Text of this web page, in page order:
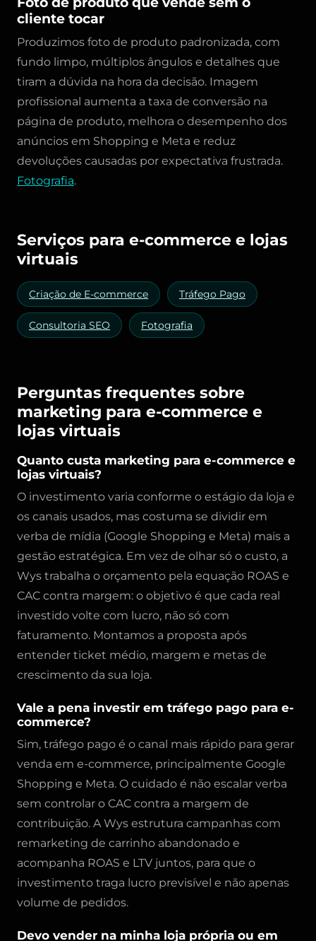
cliente tocar
Produzimos foto de produto padronizada, com
fundo limpo, múltiplos ângulos e detalhes que
tiram a dúvida na hora da decisão. Imagem
profissional aumenta a taxa de conversão na
página de produto, melhora o desempenho dos
anúncios em Shopping e Meta e reduz
devoluções causadas por expectativa frustrada.
Fotografia.
Serviços para e-commerce e lojas
virtuais
Criação de E-commerce Tráfego Pago
Consultoria SEO Fotografia
Perguntas frequentes sobre
marketing para e-commerce e
lojas virtuais
Quanto custa marketing para e-commerce e
lojas virtuais?
O investimento varia conforme o estágio da loja e
os canais usados, mas costuma se dividir em
verba de mídia (Google Shopping e Meta) mais a
gestão estratégica. Em vez de olhar só o custo, a
Wys trabalha o orçamento pela equação ROAS e
CAC contra margem: o objetivo é que cada real
investido volte com lucro, não só com
faturamento. Montamos a proposta após
entender ticket médio, margem e metas de
crescimento da sua loja.
Vale a pena investir em tráfego pago para e-
commerce?
Sim, tráfego pago é o canal mais rápido para gerar
venda em e-commerce, principalmente Google
Shopping e Meta. O cuidado é não escalar verba
sem controlar o CAC contra a margem de
contribuição. A Wys estrutura campanhas com
remarketing de carrinho abandonado e
acompanha ROAS e LTV juntos, para que o
investimento traga lucro previsível e não apenas
volume de pedidos.
Devo vender na minha loja própria ou em